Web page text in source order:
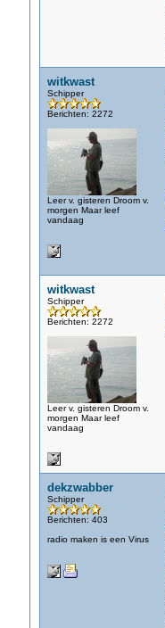
witkwast
Schipper
Berichten: 2272
Leer v. gisteren Droom v.
morgen Maar leef
vandaag
witkwast
Schipper
Berichten: 2272
Leer v. gisteren Droom v.
morgen Maar leef
vandaag
dekzwabber
Schipper
Berichten: 403
radio maken is een Virus